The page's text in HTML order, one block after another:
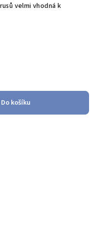
velmi vhodná k
Do košíku